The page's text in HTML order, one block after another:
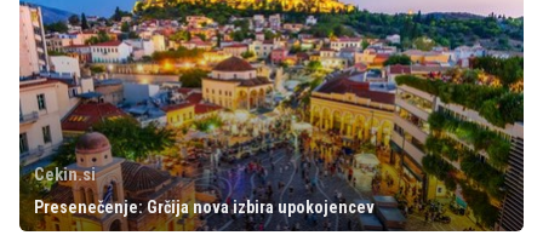
Cekin.si
Presenečenje: Grčija nova izbira upokojencev